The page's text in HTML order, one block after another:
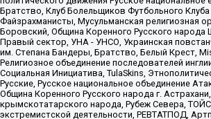
Братство, Клуб Болельщиков Футбольного
Файзрахманисты, Мусульманская религиозная
Боровский, Община Коренного Русского народа
Правый сектор, УНА - УНСО, Украинская
им. Степана Бандеры, Братство, Белый Крест,
Религиозное объединение последователей
Социальная Инициатива, TulaSkins,
Русские, Русское национальное объединение
Община Коренного Русского народа г.
крымскотатарского народа, Рубеж Севера,
экстремистской деятельности, РЕВТАТПОД,